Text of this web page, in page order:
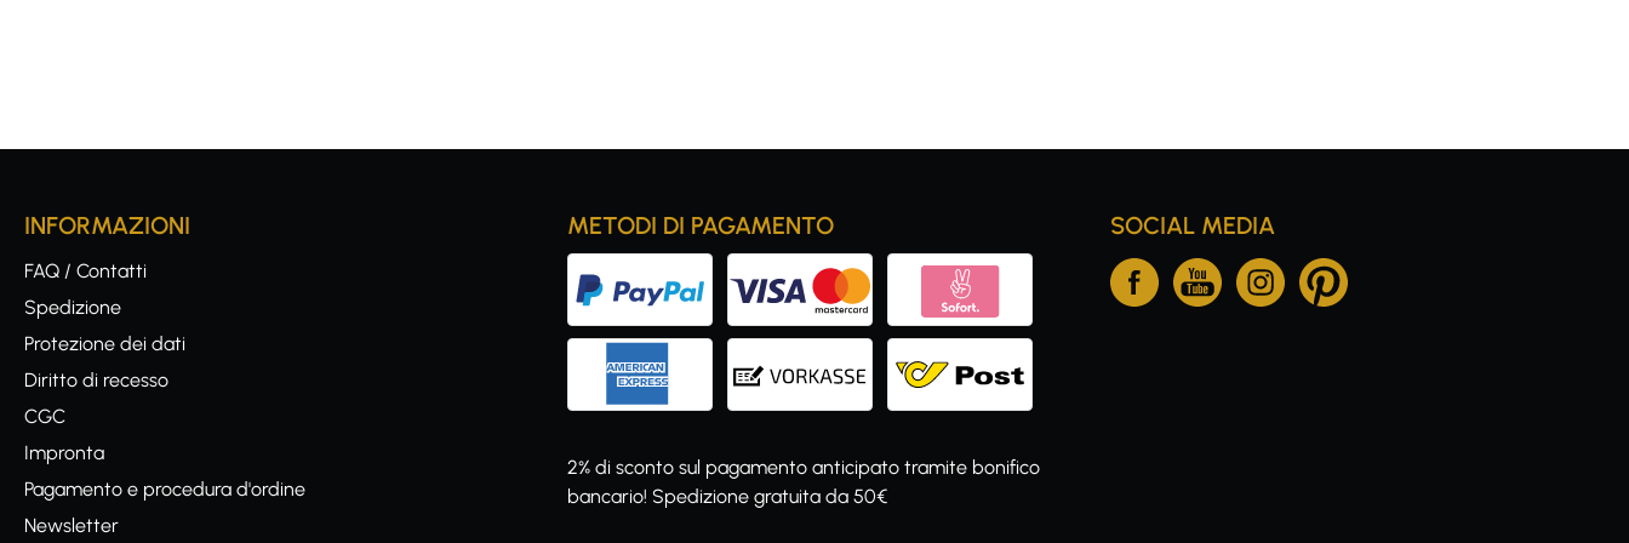
INFORMAZIONI
FAQ / Contatti
Spedizione
Protezione dei dati
Diritto di recesso
CGC
Impronta
Pagamento e procedura d'ordine
Newsletter
METODI DI PAGAMENTO
2% di sconto sul pagamento anticipato tramite bonifico
bancario! Spedizione gratuita da 50€
SOCIAL MEDIA